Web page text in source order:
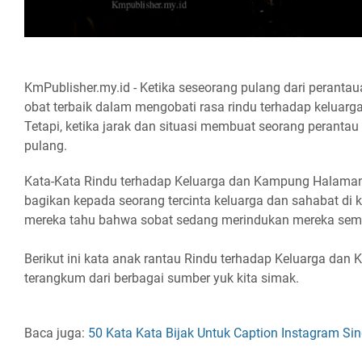
KmPublisher.my.id - Ketika seseorang pulang dari
obat terbaik dalam mengobati rasa rindu terhadap
Tetapi, ketika jarak dan situasi membuat seorang
pulang.
Kata-Kata Rindu terhadap Keluarga dan Kampung
bagikan kepada seorang tercinta keluarga dan sahabat di
mereka tahu bahwa sobat sedang merindukan mereka
Berikut ini kata anak rantau Rindu terhadap Keluarga dan
terangkum dari berbagai sumber yuk kita simak.
Baca juga: 50 Kata Kata Bijak Untuk Caption Instagram